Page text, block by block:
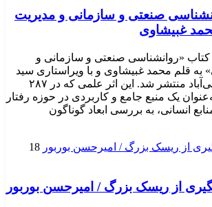
صنعتی و سازمانی و مدیریت
غبیشاوی
کتاب «روانشناسی صنعتی و سازمانی و
به قلم محمد غبیشاوی و با ویراستاری سید
محمدرضا حسینی علی‌آباد منتشر شد. این اثر علمی که در ۲۸۷
یک منبع جامع و کاربردی در حوزه رفتار
انسانی، به بررسی ابعاد گوناگون
18
از ریسک بزرگ / امیرحسن بوربور